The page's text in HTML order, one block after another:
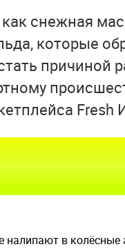
снежная
которые
причиной
Fresh
в